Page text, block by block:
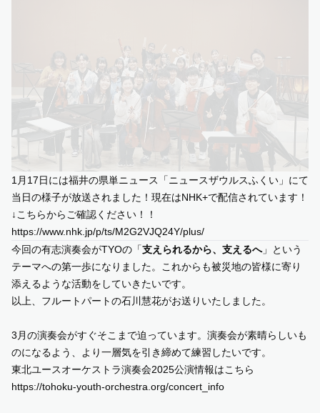
1月17日には福井の県単ニュース「ニュースザウルスふくい」にて
当日の様子が放送されました！現在はNHK+で配信されています！
↓こちらからご確認ください！！
https://www.nhk.jp/p/ts/M2G2VJQ24Y/plus/
今回の有志演奏会がTYOの「支えられるから、支えるへ」という
テーマへの第一歩になりました。これからも被災地の皆様に寄り
添えるような活動をしていきたいです。
以上、フルートパートの石川慧花がお送りいたしました。
3月の演奏会がすぐそこまで迫っています。演奏会が素晴らしいも
のになるよう、より一層気を引き締めて練習したいです。
東北ユースオーケストラ演奏会2025公演情報はこちら
https://tohoku-youth-orchestra.org/concert_info